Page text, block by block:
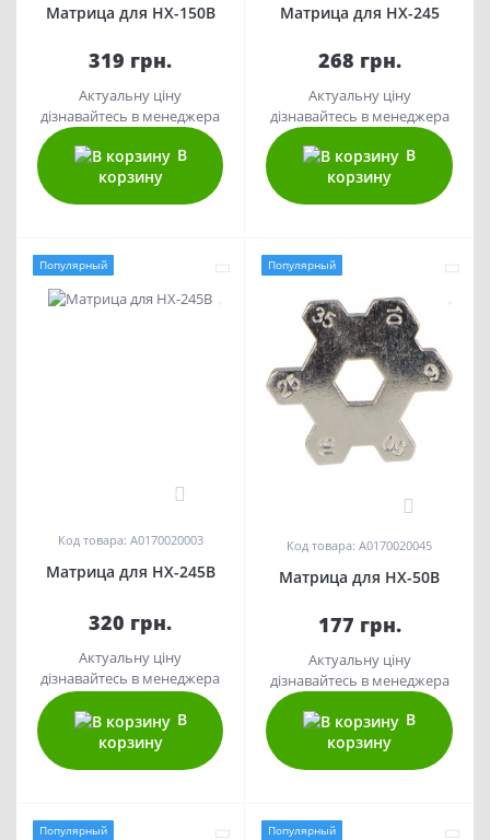
Матрица для HX-150B
319 грн.
Актуальну ціну
дізнавайтесь в менеджера
В
корзину
Матрица для HX-245
268 грн.
Актуальну ціну
дізнавайтесь в менеджера
В
корзину
Популярный
Код товара: A0170020003
Матрица для HX-245В
320 грн.
Актуальну ціну
дізнавайтесь в менеджера
В
корзину
Популярный
Код товара: A0170020045
Матрица для HX-50B
177 грн.
Актуальну ціну
дізнавайтесь в менеджера
В
корзину
Популярный Популярный